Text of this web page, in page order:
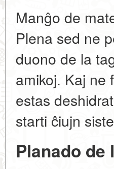
Manĝo de
Plena sed ne
duono de la
amikoj. Kaj ne
estas
starti ĉiujn
Planado